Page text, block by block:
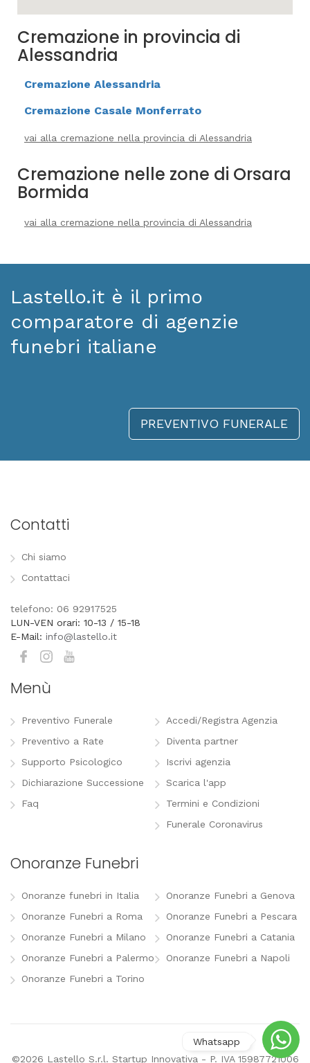
Cremazione in provincia di
Alessandria
Cremazione Alessandria
Cremazione Casale Monferrato
vai alla cremazione nella provincia di Alessandria
Cremazione nelle zone di Orsara
Bormida
vai alla cremazione nella provincia di Alessandria
Lastello.it è il primo
comparatore di agenzie
funebri italiane
PREVENTIVO FUNERALE
Contatti
Chi siamo
Contattaci
telefono: 06 92917525
LUN-VEN orari: 10-13 / 15-18
E-Mail: info@lastello.it
Menù
Preventivo Funerale
Preventivo a Rate
Supporto Psicologico
Dichiarazione Successione
Faq
Accedi/Registra Agenzia
Diventa partner
Iscrivi agenzia
Scarica l'app
Termini e Condizioni
Funerale Coronavirus
Onoranze Funebri
Onoranze funebri in Italia
Onoranze Funebri a Roma
Onoranze Funebri a Milano
Onoranze Funebri a Palermo
Onoranze Funebri a Torino
Onoranze Funebri a Genova
Onoranze Funebri a Pescara
Onoranze Funebri a Catania
Onoranze Funebri a Napoli
©2026 Lastello S.r.l. Startup Innovativa - P. IVA 15987721006